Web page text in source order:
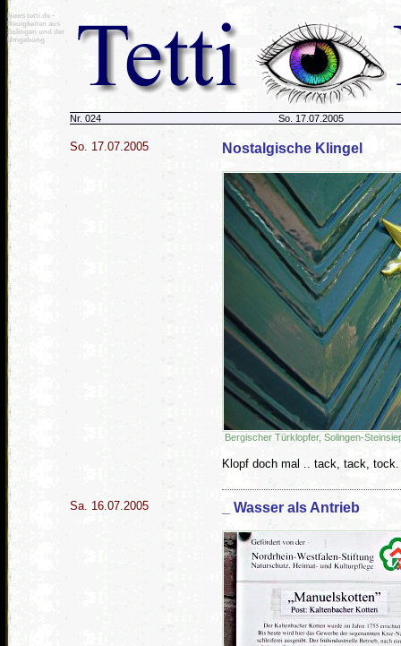
News tetti.de -
Neuigkeiten aus
Solingen und der
Umgebung
Nr. 024 So. 17.07.2005
So. 17.07.2005 Nostalgische Klingel
Bergischer Türklopfer, Solingen-
Klopf doch mal .. tack, tack, tock.
Sa. 16.07.2005 _ Wasser als Antrieb